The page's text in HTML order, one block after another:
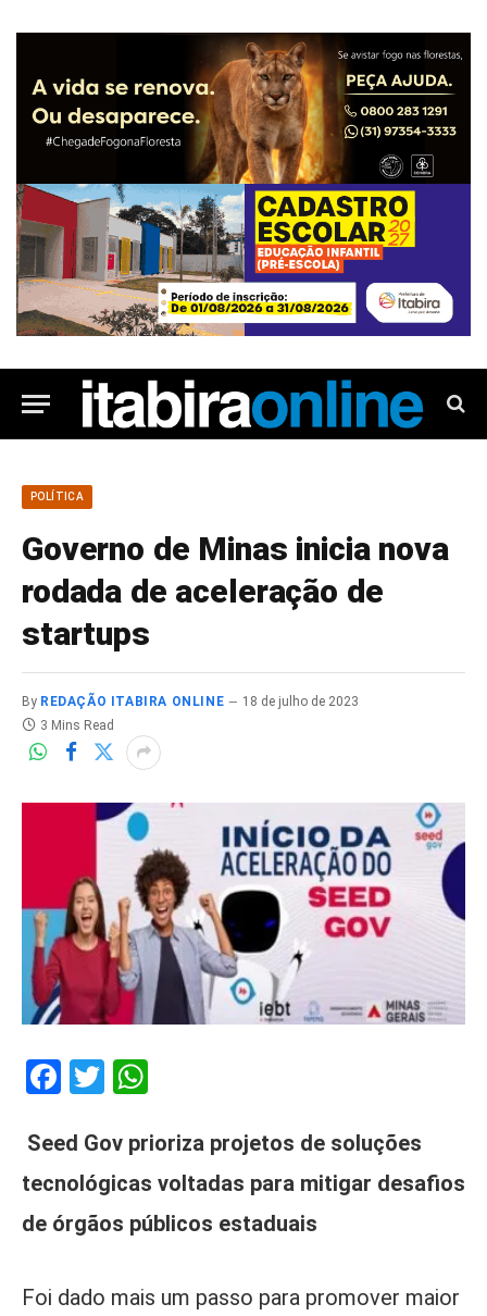
POLÍTICA
Governo de Minas inicia nova
rodada de aceleração de
startups
By REDAÇÃO ITABIRA ONLINE
18 de julho de 2023
3 Mins Read
Facebook
Twitter
Seed Gov prioriza projetos de soluções
tecnológicas voltadas para mitigar desafios
de órgãos públicos estaduais
Foi dado mais um passo para promover maior